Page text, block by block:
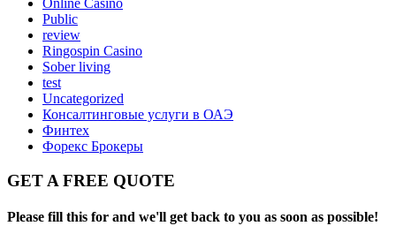
Public
review
Ringospin Casino
Sober living
test
Uncategorized
Консалтинговые услуги в ОАЭ
Финтех
Форекс Брокеры
GET A FREE QUOTE
Please fill this for and we'll get back to you as soon as possible!